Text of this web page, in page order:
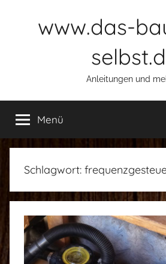
www.das-
Anleitungen und
Menü
Schlagwort: